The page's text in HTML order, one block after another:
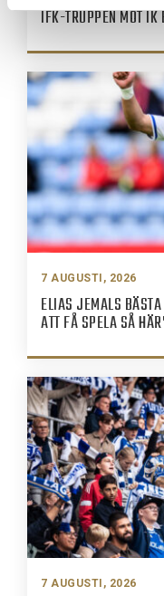
IFK-TRUPPEN MOT IK
7 AUGUSTI, 2026
ELIAS JEMALS
ATT FÅ SPELA SÅ
7 AUGUSTI, 2026